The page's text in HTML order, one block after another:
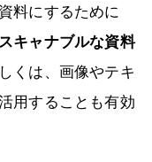
料にするために
キャナブルな資料
くは、画像やテキ
用することも有効